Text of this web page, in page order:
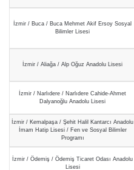
İzmir / Buca / Buca Mehmet Akif Ersoy Sosyal
Bilimler Lisesi
İzmir / Aliağa / Alp Oğuz Anadolu Lisesi
İzmir / Narlıdere / Narlıdere Cahide-Ahmet
Dalyanoğlu Anadolu Lisesi
İzmir / Kemalpaşa / Şehit Halil Kantarcı Anadolu
İmam Hatip Lisesi / Fen ve Sosyal Bilimler
Programı
İzmir / Ödemiş / Ödemiş Ticaret Odası Anadolu
Lisesi